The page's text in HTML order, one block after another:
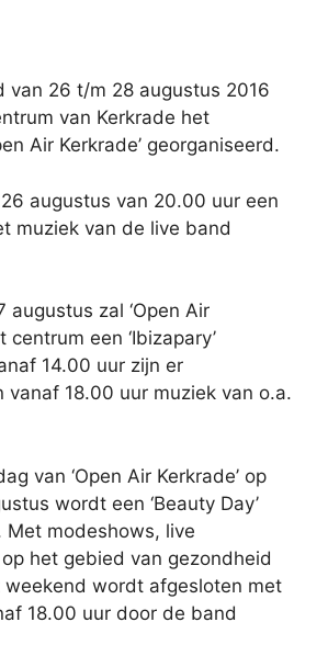
van 26 t/m 28 augustus 2016
van Kerkrade het
Air Kerkrade’ georganiseerd.
augustus van 20.00 uur een
muziek van de live band
augustus zal ‘Open Air
centrum een ‘Ibizapary’
14.00 uur zijn er
vanaf 18.00 uur muziek van o.a.
van ‘Open Air Kerkrade’ op
wordt een ‘Beauty Day’
Met modeshows, live
het gebied van gezondheid
weekend wordt afgesloten met
18.00 uur door de band